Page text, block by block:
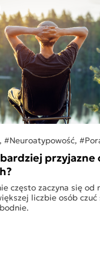
#Neuroatypowość,
przyjazne
często zaczyna się od
liczbie osób czuć